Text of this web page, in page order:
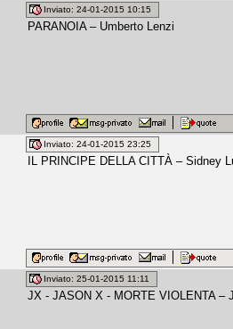
Inviato: 24-01-2015 10:15
PARANOIA – Umberto Lenzi
Inviato: 24-01-2015 23:25
IL PRINCIPE DELLA CITTÀ – Sidney
Inviato: 25-01-2015 11:11
JX - JASON X - MORTE VIOLENTA –